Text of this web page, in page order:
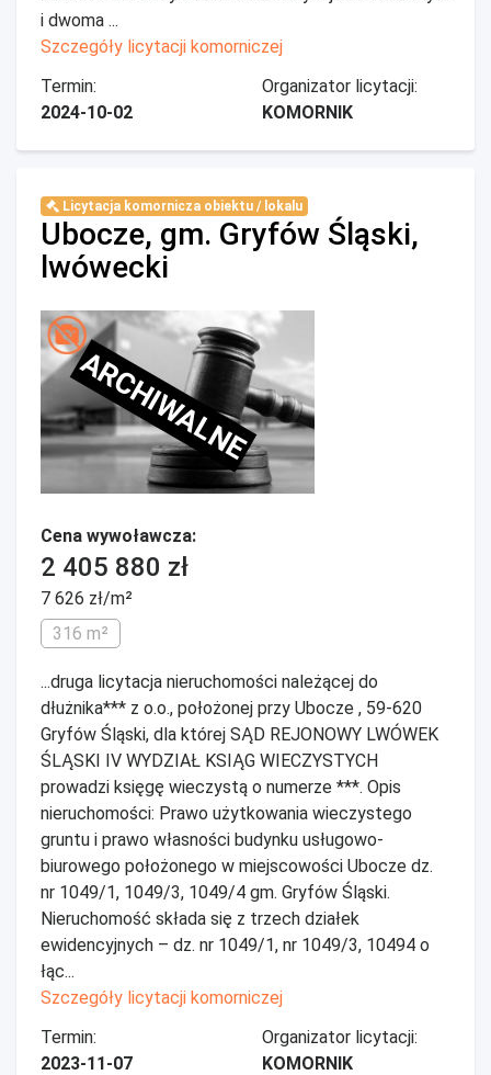
i dwoma ...
Szczegóły licytacji komorniczej
Termin:
2024-10-02
Organizator licytacji:
KOMORNIK
Licytacja komornicza obiektu / lokalu
Ubocze, gm. Gryfów Śląski,
lwówecki
ARCHIWALNE
Cena wywoławcza:
2 405 880 zł
7 626 zł/m²
316 m²
...druga licytacja nieruchomości należącej do
dłużnika*** z o.o., położonej przy Ubocze , 59-620
Gryfów Śląski, dla której SĄD REJONOWY LWÓWEK
ŚLĄSKI IV WYDZIAŁ KSIĄG WIECZYSTYCH
prowadzi księgę wieczystą o numerze ***. Opis
nieruchomości: Prawo użytkowania wieczystego
gruntu i prawo własności budynku usługowo-
biurowego położonego w miejscowości Ubocze dz.
nr 1049/1, 1049/3, 1049/4 gm. Gryfów Śląski.
Nieruchomość składa się z trzech działek
ewidencyjnych – dz. nr 1049/1, nr 1049/3, 10494 o
łąc...
Szczegóły licytacji komorniczej
Termin:
2023-11-07
Organizator licytacji:
KOMORNIK